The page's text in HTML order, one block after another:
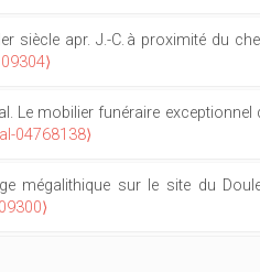
siècle apr. J.-C. à proximité du
mobilier funéraire
04768138⟩
sur le site du